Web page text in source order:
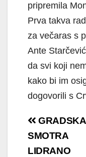
pripremila
Prva takva
za večaras s
Ante
da svi koji
kako bi im
dogovorili s
objava
GRADSKA
SMOTRA
LIDRANO